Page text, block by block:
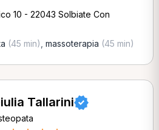
10 - 22043 Solbiate Con
(45 min) massoterapia (45 min)
Tallarini